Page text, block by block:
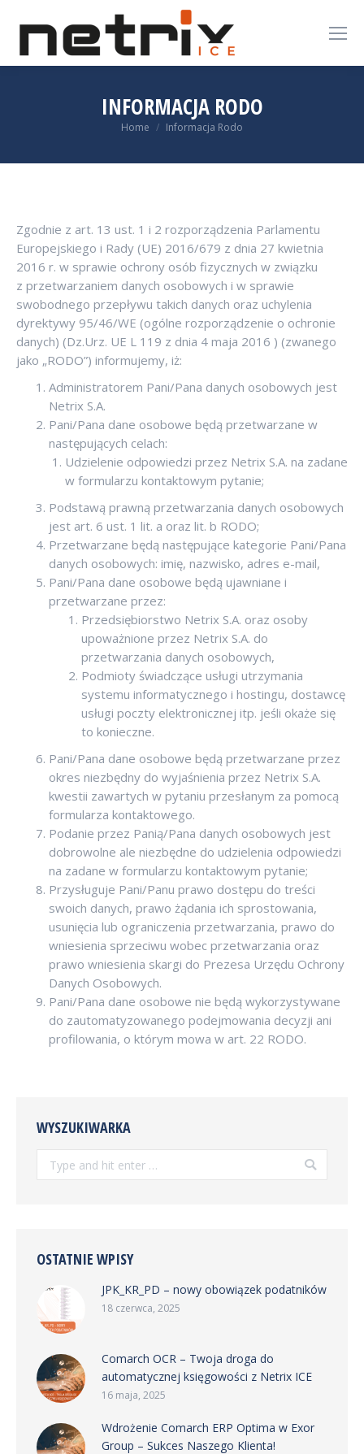
INFORMACJA RODO
You are here:
Home Informacja Rodo
Zgodnie z art. 13 ust. 1 i 2 rozporządzenia Parlamentu
Europejskiego i Rady (UE) 2016/679 z dnia 27 kwietnia
2016 r. w sprawie ochrony osób fizycznych w związku
z przetwarzaniem danych osobowych i w sprawie
swobodnego przepływu takich danych oraz uchylenia
dyrektywy 95/46/WE (ogólne rozporządzenie o ochronie
danych) (Dz.Urz. UE L 119 z dnia 4 maja 2016 ) (zwanego
jako „RODO”) informujemy, iż:
Administratorem Pani/Pana danych osobowych jest
Netrix S.A.
Pani/Pana dane osobowe będą przetwarzane w
następujących celach:
Udzielenie odpowiedzi przez Netrix S.A. na zadane
w formularzu kontaktowym pytanie;
Podstawą prawną przetwarzania danych osobowych
jest art. 6 ust. 1 lit. a oraz lit. b RODO;
Przetwarzane będą następujące kategorie Pani/Pana
danych osobowych: imię, nazwisko, adres e-mail,
Pani/Pana dane osobowe będą ujawniane i
przetwarzane przez:
Przedsiębiorstwo Netrix S.A. oraz osoby
upoważnione przez Netrix S.A. do
przetwarzania danych osobowych,
Podmioty świadczące usługi utrzymania
systemu informatycznego i hostingu, dostawcę
usługi poczty elektronicznej itp. jeśli okaże się
to konieczne.
Pani/Pana dane osobowe będą przetwarzane przez
okres niezbędny do wyjaśnienia przez Netrix S.A.
kwestii zawartych w pytaniu przesłanym za pomocą
formularza kontaktowego.
Podanie przez Panią/Pana danych osobowych jest
dobrowolne ale niezbędne do udzielenia odpowiedzi
na zadane w formularzu kontaktowym pytanie;
Przysługuje Pani/Panu prawo dostępu do treści
swoich danych, prawo żądania ich sprostowania,
usunięcia lub ograniczenia przetwarzania, prawo do
wniesienia sprzeciwu wobec przetwarzania oraz
prawo wniesienia skargi do Prezesa Urzędu Ochrony
Danych Osobowych.
Pani/Pana dane osobowe nie będą wykorzystywane
do zautomatyzowanego podejmowania decyzji ani
profilowania, o którym mowa w art. 22 RODO.
WYSZUKIWARKA
Search:
OSTATNIE WPISY
JPK_KR_PD – nowy obowiązek podatników
18 czerwca, 2025
Comarch OCR – Twoja droga do
automatycznej księgowości z Netrix ICE
16 maja, 2025
Wdrożenie Comarch ERP Optima w Exor
Group – Sukces Naszego Klienta!